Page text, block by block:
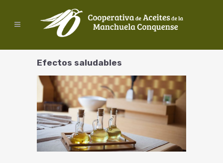
Efectos saludables